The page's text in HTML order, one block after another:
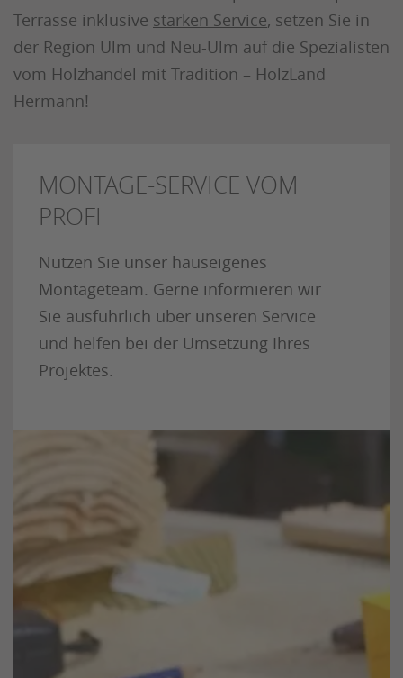
Terrasse inklusive starken Service, setzen Sie in
der Region Ulm und Neu-Ulm auf die Spezialisten
vom Holzhandel mit Tradition – HolzLand
Hermann!
MONTAGE-SERVICE VOM
PROFI
Nutzen Sie unser hauseigenes
Montageteam. Gerne informieren wir
Sie ausführlich über unseren Service
und helfen bei der Umsetzung Ihres
Projektes.